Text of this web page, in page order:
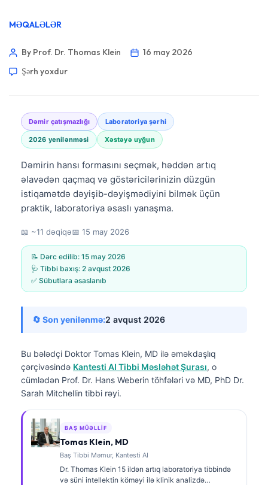
MƏQALƏLƏR
By Prof. Dr. Thomas Klein
16 may 2026
Şərh yoxdur
Dəmir çatışmazlığı Laboratoriya şərhi
2026 yenilənməsi Xəstəyə uyğun
Dəmirin hansı formasını seçmək, həddən artıq
əlavədən qaçmaq və göstəricilərinizin düzgün
istiqamətdə dəyişib-dəyişmədiyini bilmək üçün
praktik, laboratoriya əsaslı yanaşma.
📖 ~11 dəqiqə📅 15 may 2026
📝 Dərc edilib: 15 may 2026
🩺 Tibbi baxış: 2 avqust 2026
✅ Sübutlara əsaslanıb
🔄 Son yenilənmə:2 avqust 2026
Bu bələdçi Doktor Tomas Klein, MD ilə əməkdaşlıq
çərçivəsində Kantesti AI Tibbi Məsləhət Şurası, o
cümlədən Prof. Dr. Hans Weberin töhfələri və MD, PhD Dr.
Sarah Mitchellin tibbi rəyi.
BAŞ MÜƏLLIF
Tomas Klein, MD
Baş Tibbi Məmur, Kantesti AI
Dr. Thomas Klein 15 ildən artıq laboratoriya tibbində
və süni intellektin köməyi ilə klinik analizdə